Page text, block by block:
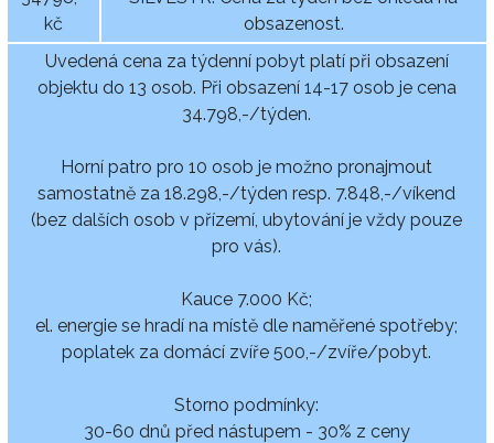
kč
obsazenost.
Uvedená cena za týdenní pobyt platí při obsazení
objektu do 13 osob. Při obsazení 14-17 osob je cena
34.798,-/týden.
Horní patro pro 10 osob je možno pronajmout
samostatně za 18.298,-/týden resp. 7.848,-/víkend
(bez dalších osob v přízemí, ubytování je vždy pouze
pro vás).
Kauce 7.000 Kč;
el. energie se hradí na místě dle naměřené spotřeby;
poplatek za domácí zvíře 500,-/zvíře/pobyt.
Storno podmínky:
30-60 dnů před nástupem - 30% z ceny